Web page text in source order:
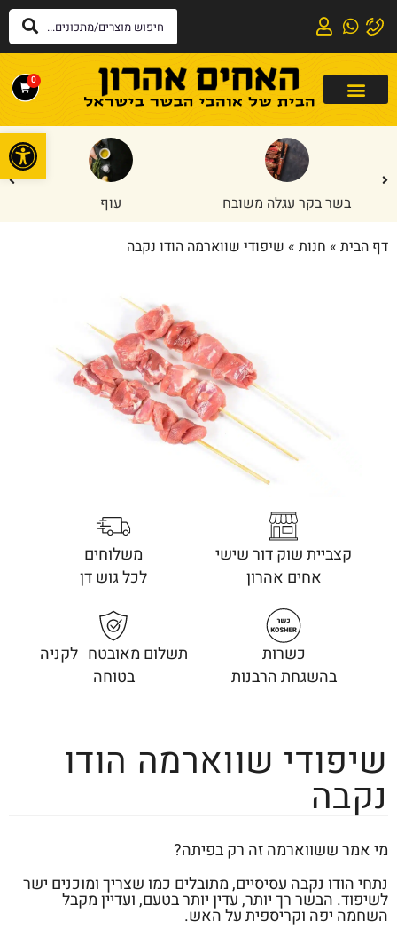
0
בשר בקר עגלה משובח עוף
דף הבית » חנות » שיפודי שווארמה הודו נקבה
שיפודי שווארמה הודו
נקבה
מי אמר ששווארמה זה רק בפיתה?
נתחי הודו נקבה עסיסיים, מתובלים כמו שצריך ומוכנים ישר
לשיפוד. הבשר רך יותר, עדין יותר בטעם, ועדיין מקבל
השחמה יפה וקריספית על האש.
קצביית שוק דור שישי
אחים אהרון
משלוחים
לכל גוש דן
כשרות
בהשגחת הרבנות
תשלום מאובטח לקניה
בטוחה